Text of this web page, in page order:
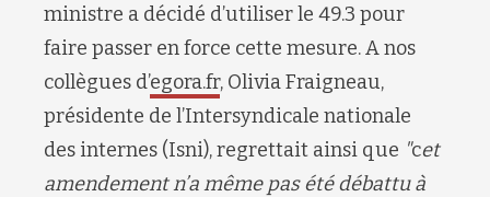
ministre a décidé d’utiliser le 49.3 pour
faire passer en force cette mesure. A nos
collègues d’egora.fr, Olivia Fraigneau,
présidente de l’Intersyndicale nationale
des internes (Isni), regrettait ainsi que "cet
amendement n’a même pas été débattu à